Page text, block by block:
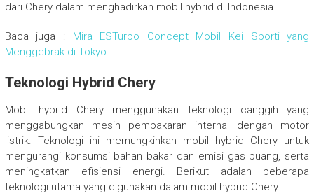
dari Chery dalam menghadirkan mobil hybrid di Indonesia.
Baca juga : Mira ESTurbo Concept Mobil Kei Sporti yang
Menggebrak di Tokyo
Teknologi Hybrid Chery
Mobil hybrid Chery menggunakan teknologi canggih yang
menggabungkan mesin pembakaran internal dengan motor
listrik. Teknologi ini memungkinkan mobil hybrid Chery untuk
mengurangi konsumsi bahan bakar dan emisi gas buang, serta
meningkatkan efisiensi energi. Berikut adalah beberapa
teknologi utama yang digunakan dalam mobil hybrid Chery: